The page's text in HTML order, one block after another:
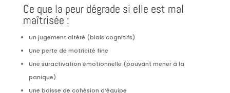
Ce que la peur dégrade si elle est mal
maîtrisée :
Un jugement altéré (biais cognitifs)
Une perte de motricité fine
Une suractivation émotionnelle (pouvant mener à la
panique)
Une baisse de cohésion d’équipe